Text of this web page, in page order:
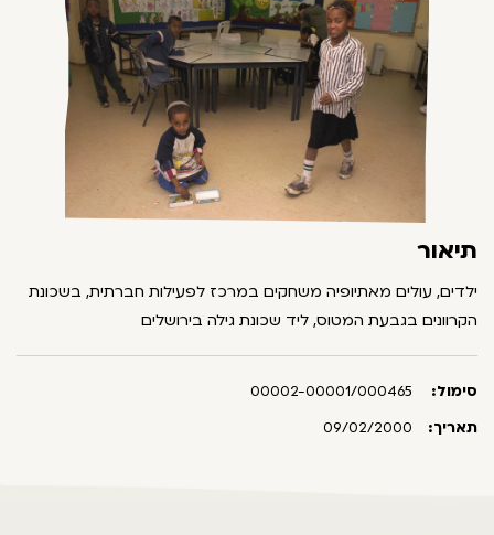
תיאור
ילדים, עולים מאתיופיה משחקים במרכז לפעילות חברתית, בשכונת
הקרוונים בגבעת המטוס, ליד שכונת גילה בירושלים
סימול:
תאריך: